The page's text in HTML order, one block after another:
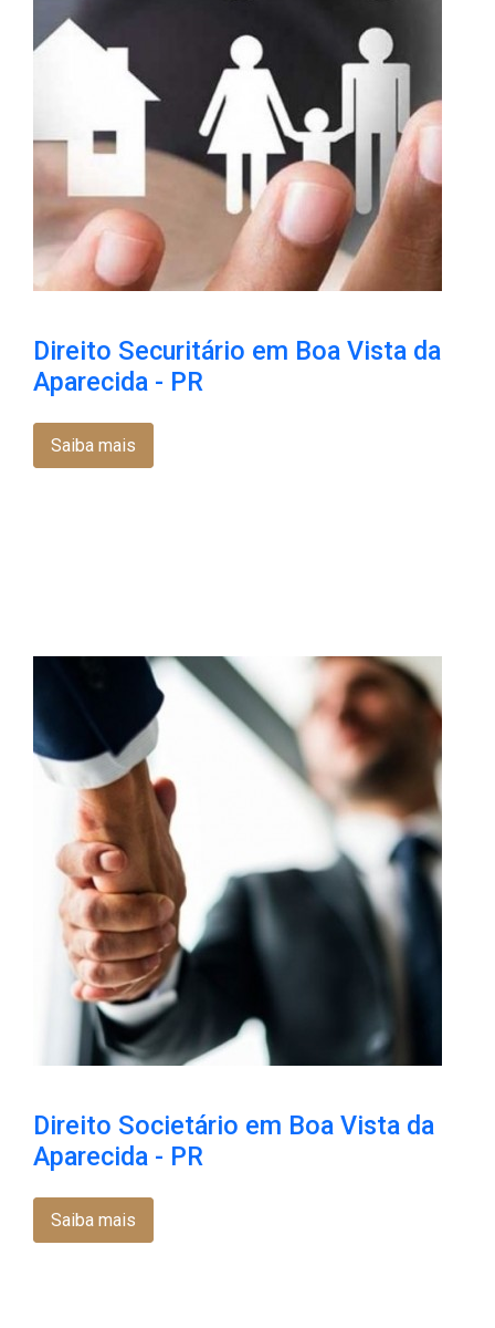
Direito Securitário em Boa Vista da
Aparecida - PR
Saiba mais
Direito Societário em Boa Vista da
Aparecida - PR
Saiba mais